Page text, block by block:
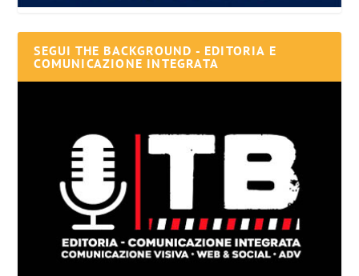
SEGUI THE BACKGROUND - EDITORIA E
COMUNICAZIONE INTEGRATA